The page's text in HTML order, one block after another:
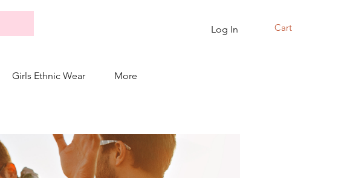
Cart
Log In
Girls Ethnic Wear More